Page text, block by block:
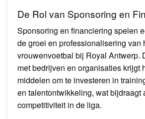
De Rol van Sponsoring en
Sponsoring en financiering spelen
de groei en professionalisering van
vrouwenvoetbal bij Royal Antwerp.
met bedrijven en organisaties krijgt
middelen om te investeren in
en talentontwikkeling, wat bijdraagt
competitiviteit in de liga.